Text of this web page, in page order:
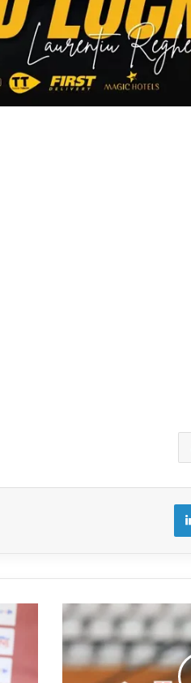
لينكدإن
الترجي:
التركيبة
المحتملة